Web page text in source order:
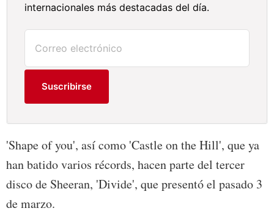
internacionales más destacadas del día.
Suscribirse
'Shape of you', así como 'Castle on the Hill', que ya
han batido varios récords, hacen parte del tercer
disco de Sheeran, 'Divide', que presentó el pasado 3
de marzo.